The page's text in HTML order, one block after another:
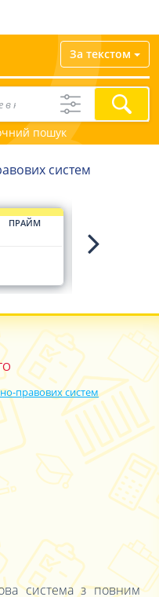
За текстом
пошук
систем
ПРАЙМ
правових систем
система з повним